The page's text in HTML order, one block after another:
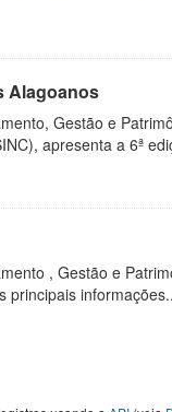
Alagoanos
Gestão e
apresenta a 6ª
, Gestão e
principais